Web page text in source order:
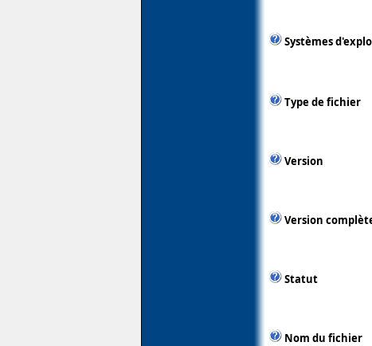
Systèmes
Type de fichier
Version
Version
Statut
Nom du fichier